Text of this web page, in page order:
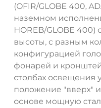
(OFIR/GLOBE 400,
наземном
HOREB/GLOBE 400)
высоты, с разным
конфигурацией
фонарей и
столбах освещения
положение "вверх"
основе мощную